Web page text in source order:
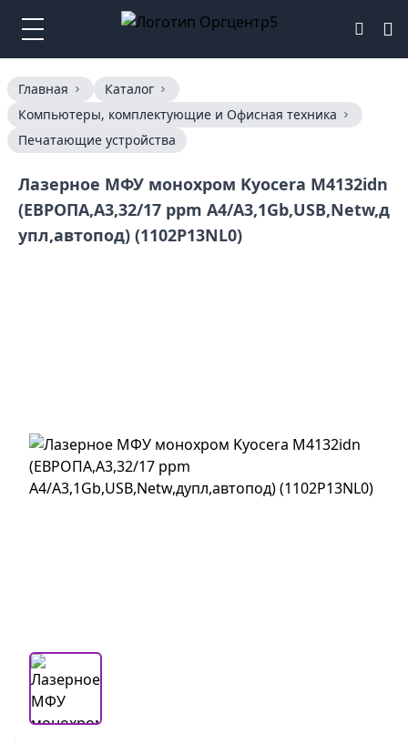
Главная
Каталог
Компьютеры, комплектующие и Офисная техника
Печатающие устройства
Лазерное МФУ монохром Kyocera M4132idn
(ЕВРОПА,A3,32/17 ppm A4/A3,1Gb,USB,Netw,д
упл,автопод) (1102P13NL0)